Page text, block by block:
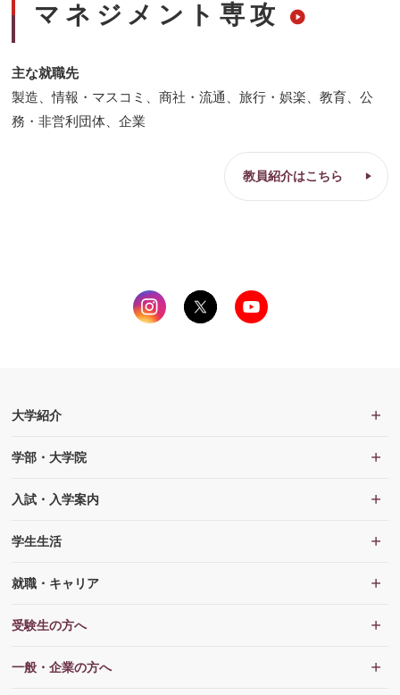
マネジメント専攻
主な就職先
製造、情報・マスコミ、商社・流通、旅行・娯楽、教育、公
務・非営利団体、企業
教員紹介はこちら
大学紹介
学部・大学院
入試・入学案内
学生生活
就職・キャリア
受験生の方へ
一般・企業の方へ